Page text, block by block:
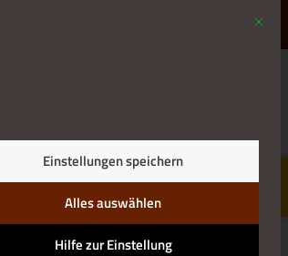
Mit
Einstellungen speichern
Alles auswählen
Hilfe zur Einstellung